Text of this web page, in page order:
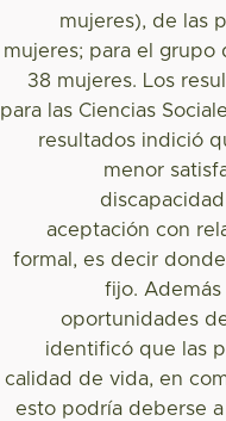
mujeres), de las
mujeres; para el grupo
38 mujeres. Los
para las Ciencias
resultados indició
menor
aceptación con
formal, es decir
fijo.
oportunidades
identificó que las
calidad de vida, en
esto podría deberse